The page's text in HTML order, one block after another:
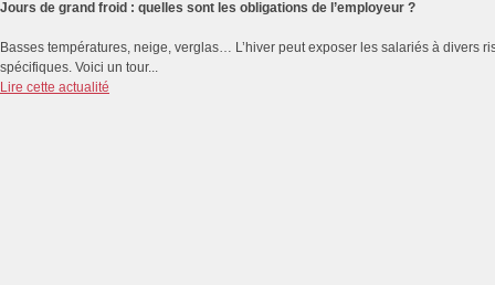
Jours de grand froid : quelles sont les obligations de l’employeur ?
Basses températures, neige, verglas… L’hiver peut exposer les salariés à divers
spécifiques. Voici un tour...
Lire cette actualité